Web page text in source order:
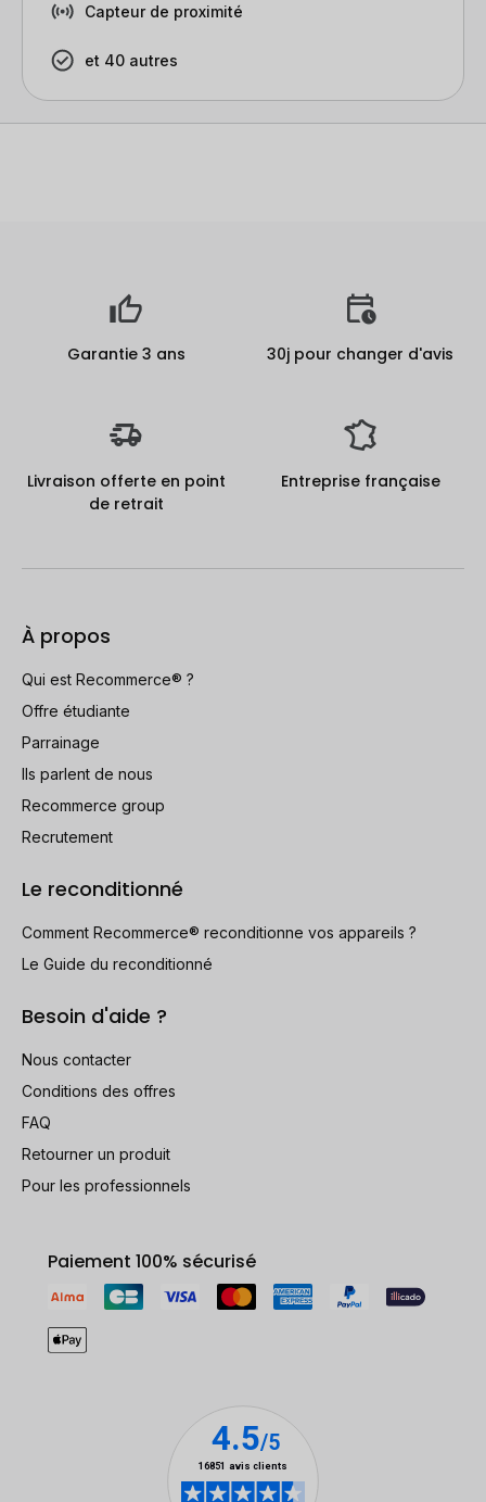
Capteur de proximité
et 40 autres
Garantie 3 ans 30j pour changer d'avis
Livraison offerte en point
de retrait
Entreprise française
À propos
Qui est Recommerce® ?
Offre étudiante
Parrainage
Ils parlent de nous
Recommerce group
Recrutement
Le reconditionné
Comment Recommerce® reconditionne vos appareils ?
Le Guide du reconditionné
Besoin d'aide ?
Nous contacter
Conditions des offres
FAQ
Retourner un produit
Pour les professionnels
Paiement 100% sécurisé